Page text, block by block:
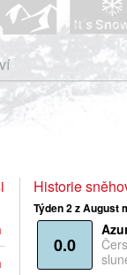
Historie
Týden 2 z August
0.0